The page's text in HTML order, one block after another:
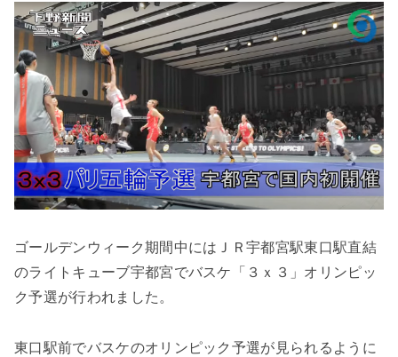
ゴールデンウィーク期間中にはＪＲ宇都宮駅東口駅直結
のライトキューブ宇都宮でバスケ「３ｘ３」オリンピッ
ク予選が行われました。
東口駅前でバスケのオリンピック予選が見られるように